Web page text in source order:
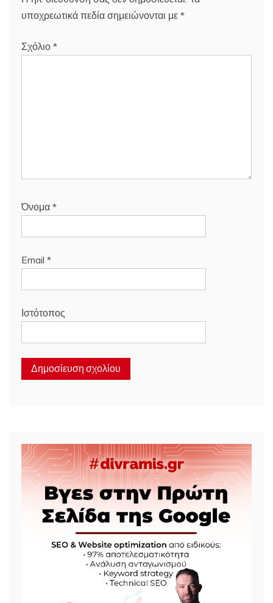
υποχρεωτικά πεδία σημειώνονται με *
Σχόλιο *
Όνομα *
Email *
Ιστότοπος